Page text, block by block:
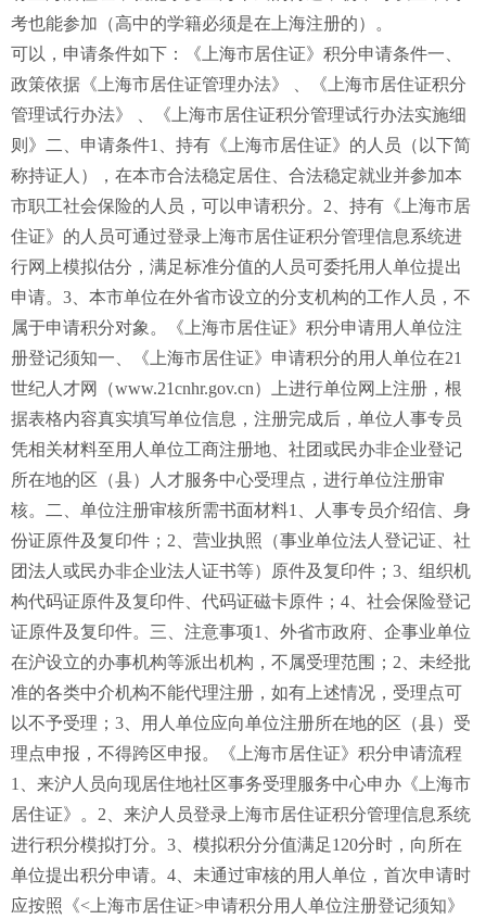
考也能参加（高中的学籍必须是在上海注册的）。
可以，申请条件如下：《上海市居住证》积分申请条件一、
政策依据《上海市居住证管理办法》 、《上海市居住证积分
管理试行办法》 、《上海市居住证积分管理试行办法实施细
则》二、申请条件1、持有《上海市居住证》的人员（以下简
称持证人），在本市合法稳定居住、合法稳定就业并参加本
市职工社会保险的人员，可以申请积分。2、持有《上海市居
住证》的人员可通过登录上海市居住证积分管理信息系统进
行网上模拟估分，满足标准分值的人员可委托用人单位提出
申请。3、本市单位在外省市设立的分支机构的工作人员，不
属于申请积分对象。《上海市居住证》积分申请用人单位注
册登记须知一、《上海市居住证》申请积分的用人单位在21
世纪人才网（www.21cnhr.gov.cn）上进行单位网上注册，根
据表格内容真实填写单位信息，注册完成后，单位人事专员
凭相关材料至用人单位工商注册地、社团或民办非企业登记
所在地的区（县）人才服务中心受理点，进行单位注册审
核。二、单位注册审核所需书面材料1、人事专员介绍信、身
份证原件及复印件；2、营业执照（事业单位法人登记证、社
团法人或民办非企业法人证书等）原件及复印件；3、组织机
构代码证原件及复印件、代码证磁卡原件；4、社会保险登记
证原件及复印件。三、注意事项1、外省市政府、企事业单位
在沪设立的办事机构等派出机构，不属受理范围；2、未经批
准的各类中介机构不能代理注册，如有上述情况，受理点可
以不予受理；3、用人单位应向单位注册所在地的区（县）受
理点申报，不得跨区申报。《上海市居住证》积分申请流程
1、来沪人员向现居住地社区事务受理服务中心申办《上海市
居住证》。2、来沪人员登录上海市居住证积分管理信息系统
进行积分模拟打分。3、模拟积分分值满足120分时，向所在
单位提出积分申请。4、未通过审核的用人单位，首次申请时
应按照《<上海市居住证>申请积分用人单位注册登记须知》